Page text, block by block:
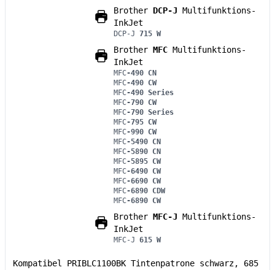
Brother DCP-J Multifunktions-
InkJet
DCP-J 715 W
Brother MFC Multifunktions-
InkJet
MFC-490 CN
MFC-490 CW
MFC-490 Series
MFC-790 CW
MFC-790 Series
MFC-795 CW
MFC-990 CW
MFC-5490 CN
MFC-5890 CN
MFC-5895 CW
MFC-6490 CW
MFC-6690 CW
MFC-6890 CDW
MFC-6890 CW
Brother MFC-J Multifunktions-
InkJet
MFC-J 615 W
Kompatibel PRIBLC1100BK Tintenpatrone schwarz, 685